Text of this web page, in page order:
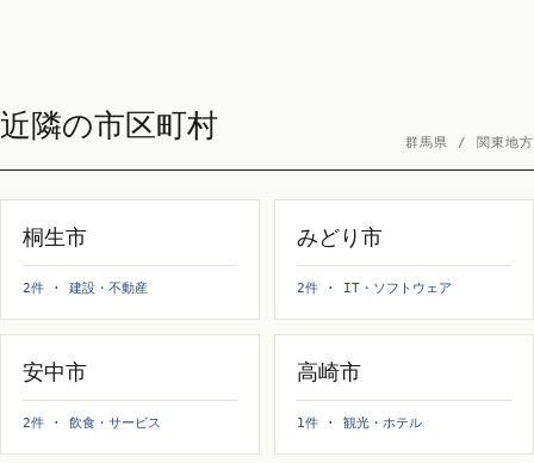
近隣の市区町村 群馬県 / 関東地方
桐生市
2件 · 建設・不動産
みどり市
2件 · IT・ソフトウェア
安中市
2件 · 飲食・サービス
高崎市
1件 · 観光・ホテル